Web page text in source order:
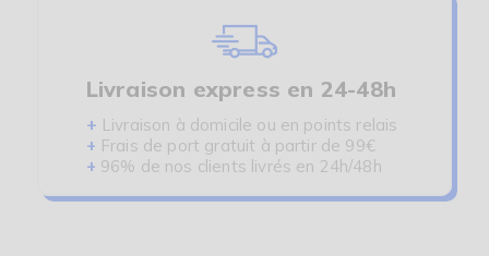
Livraison express en 24-48h
+ Livraison à domicile ou en points relais
+ Frais de port gratuit à partir de 99€
+ 96% de nos clients livrés en 24h/48h